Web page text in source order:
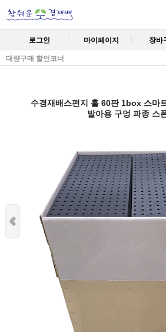
로그인 마이페이지 장바
대량구매 할인코너
수경재배스펀지 홀 60판 1box 스마
발아용 구멍 파종 스